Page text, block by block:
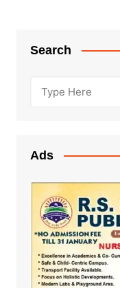
Search
Ads